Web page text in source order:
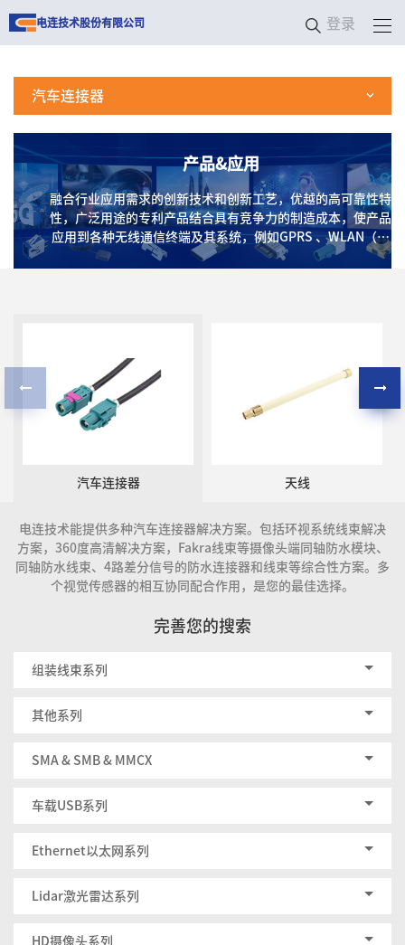
电连技术股份有限公司 登录
汽车连接器
产品&应用
融合行业应用需求的创新技术和创新工艺，优越的高可靠性特
性，广泛用途的专利产品结合具有竞争力的制造成本，使产品
应用到各种无线通信终端及其系统，例如GPRS 、WLAN（无
线局域网）、蓝牙、Wi-Fi、CATV（数字电视）、GPS、卫星
汽车连接器 天线
电连技术能提供多种汽车连接器解决方案。包括环视系统线束解决
方案，360度高清解决方案，Fakra线束等摄像头端同轴防水模块、
同轴防水线束、4路差分信号的防水连接器和线束等综合性方案。多
个视觉传感器的相互协同配合作用，是您的最佳选择。
完善您的搜索
组装线束系列
其他系列
SMA & SMB & MMCX
车载USB系列
Ethernet以太网系列
Lidar激光雷达系列
HD摄像头系列